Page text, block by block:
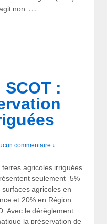
non …
:
commentaire ↓
terres agricoles irriguées
seulement 5%
surfaces agricoles en
et 20% en Région
Avec le dérèglement
la préservation de